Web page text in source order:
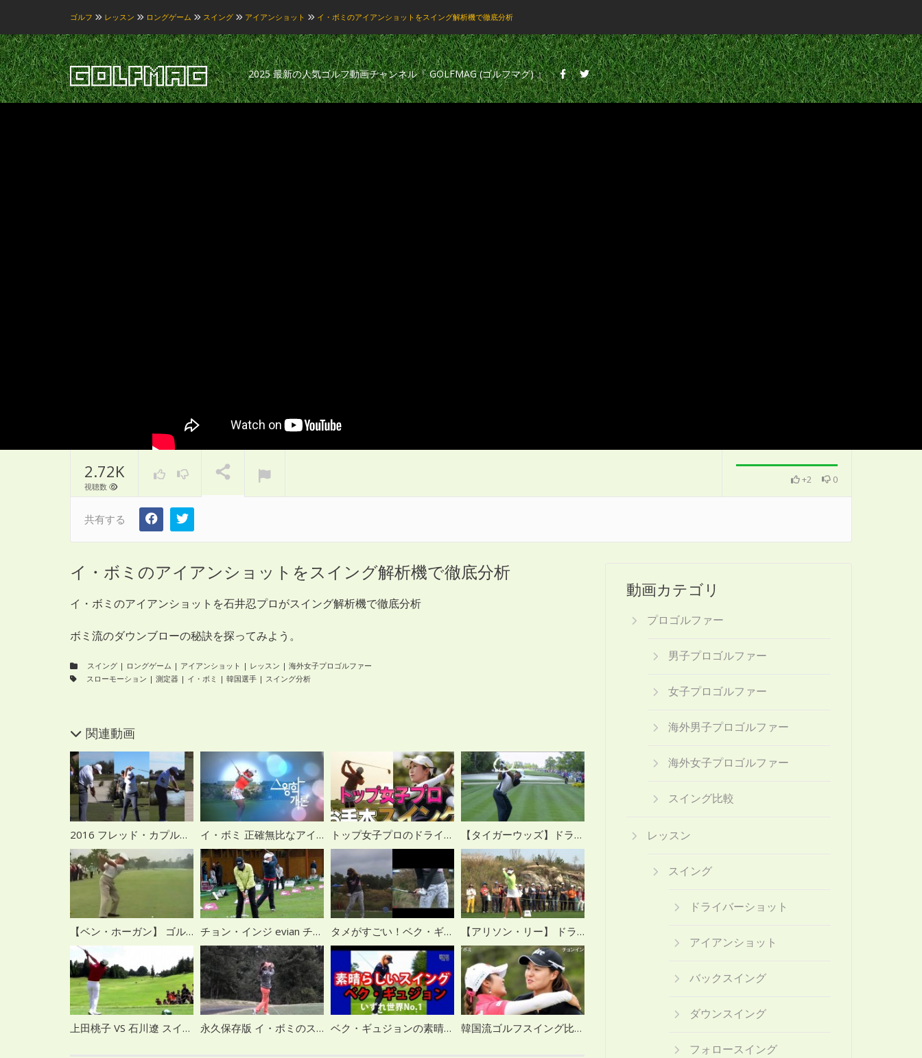
ゴルフ レッスン ロングゲーム スイング アイアンショット イ・ボミのアイアンショットをスイング解析機で徹底分析
2025 最新の人気ゴルフ動画チャンネル『 GOLFMAG (ゴルフマグ) 』
2.72K
視聴数
+2 0
共有する
イ・ボミのアイアンショットをスイング解析機で徹底分析
イ・ボミのアイアンショットを石井忍プロがスイング解析機で徹底分析
ボミ流のダウンブローの秘訣を探ってみよう。
スイング | ロングゲーム | アイアンショット | レッスン | 海外女子プロゴルファー
スローモーション | 測定器 | イ・ボミ | 韓国選手 | スイング分析
関連動画
2016 フレッド・カプルス スイング スロー イ・ボミ 正確無比なアイアンショット スロー再生 トップ女子プロのドライバーショットをスイング分析 【タイガーウッズ】ドライバースイング スロー解析
【ベン・ホーガン】 ゴルフスイング集 スロー チョン・インジ evian チャンピオンシップ 雨の中での練習風景 タメがすごい！ベク・ギュジョンのゴルフスイング 【アリソン・リー】 ドライバーショット スロー再生
上田桃子 VS 石川遼 スイングスロー再生 永久保存版 イ・ボミのスイング集 ベク・ギュジョンの素晴らしいヒッター系スイング 韓国流ゴルフスイング比較 イ・ボミ VS チョン・インジ スロー再生
動画カテゴリ
プロゴルファー
男子プロゴルファー
女子プロゴルファー
海外男子プロゴルファー
海外女子プロゴルファー
スイング比較
レッスン
スイング
ドライバーショット
アイアンショット
バックスイング
ダウンスイング
フォロースイング